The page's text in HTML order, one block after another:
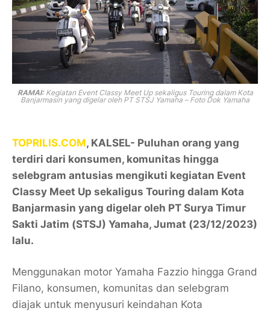
RAMAI: Kegiatan Event Classy Meet Up sekaligus Touring dalam Kota
Banjarmasin yang digelar oleh PT STSJ Yamaha – Foto Dok Yamaha
TOPRILIS.COM, KALSEL- Puluhan orang yang
terdiri dari konsumen, komunitas hingga
selebgram antusias mengikuti kegiatan Event
Classy Meet Up sekaligus Touring dalam Kota
Banjarmasin yang digelar oleh PT Surya Timur
Sakti Jatim (STSJ) Yamaha, Jumat (23/12/2023)
lalu.
Menggunakan motor Yamaha Fazzio hingga Grand
Filano, konsumen, komunitas dan selebgram
diajak untuk menyusuri keindahan Kota